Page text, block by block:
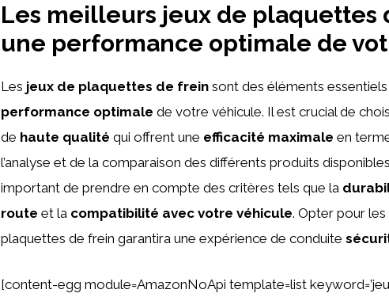
Les meilleurs jeux de plaquettes
une performance optimale de
Les jeux de plaquettes de frein sont des éléments
performance optimale de votre véhicule. Il est crucial de
de haute qualité qui offrent une efficacité maximale en
l’analyse et de la comparaison des différents produits
important de prendre en compte des critères tels que la
route et la compatibilité avec votre véhicule. Opter pour
plaquettes de frein garantira une expérience de conduite
[content-egg module=AmazonNoApi template=list